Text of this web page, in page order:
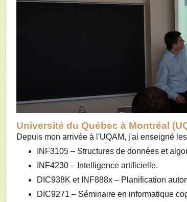
Université du Québec à Montréal
Depuis mon arrivée à l'UQAM, j'ai enseigné
INF3105 – Structures de données et
INF4230 – Intelligence artificielle.
DIC938K et INF888x – Planification
DIC9271 – Séminaire en informatique